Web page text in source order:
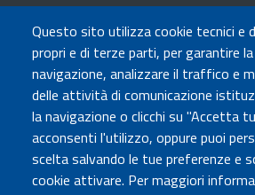
Questo sito utilizza cookie tecnici e
propri e di terze parti, per garantire
navigazione, analizzare il traffico e
delle attività di comunicazione
la navigazione o clicchi su "Accetta
acconsenti l'utilizzo, oppure puoi
scelta salvando le tue preferenze e
cookie attivare. Per maggiori
TRASPARENZA
Amministrazione Trasparente
Atti di notifica
Albo online
Concorsi
COMUNICA CON NOI
Urp